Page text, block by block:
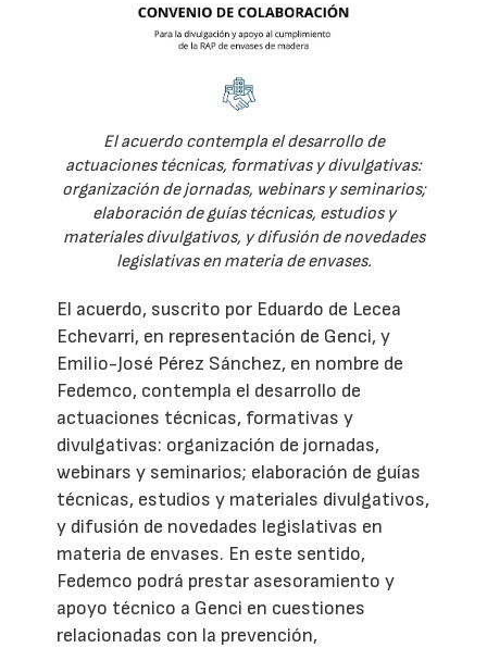
El acuerdo contempla el desarrollo de
actuaciones técnicas, formativas y divulgativas:
organización de jornadas, webinars y seminarios;
elaboración de guías técnicas, estudios y
materiales divulgativos, y difusión de novedades
legislativas en materia de envases.
El acuerdo, suscrito por Eduardo de Lecea
Echevarri, en representación de Genci, y
Emilio-José Pérez Sánchez, en nombre de
Fedemco, contempla el desarrollo de
actuaciones técnicas, formativas y
divulgativas: organización de jornadas,
webinars y seminarios; elaboración de guías
técnicas, estudios y materiales divulgativos,
y difusión de novedades legislativas en
materia de envases. En este sentido,
Fedemco podrá prestar asesoramiento y
apoyo técnico a Genci en cuestiones
relacionadas con la prevención,